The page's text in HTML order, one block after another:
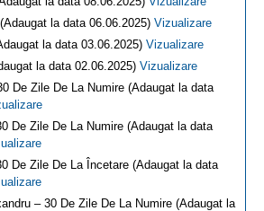
la data 06.06.2025) Vizualizare
la data 03.06.2025) Vizualizare
la data 02.06.2025) Vizualizare
De Zile De La Numire (Adaugat la data
De Zile De La Numire (Adaugat la data
De Zile De La Încetare (Adaugat la data
– 30 De Zile De La Numire (Adaugat la